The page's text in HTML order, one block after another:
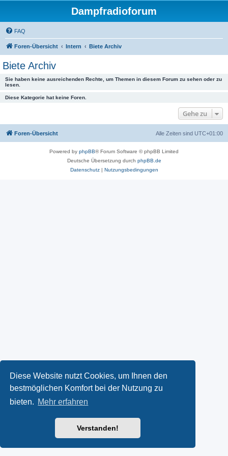
Diese Website nutzt Cookies, um Ihnen den
bestmöglichen Komfort bei der Nutzung zu
bieten. Mehr erfahren
Verstanden!
Dampfradioforum
FAQ
Foren-Übersicht Intern Biete Archiv
Biete Archiv
Sie haben keine ausreichenden Rechte, um Themen in diesem Forum zu sehen oder zu
lesen.
Diese Kategorie hat keine Foren.
Gehe zu
Foren-Übersicht Alle Zeiten sind UTC+01:00
Powered by phpBB® Forum Software © phpBB Limited
Deutsche Übersetzung durch phpBB.de
Datenschutz| Nutzungsbedingungen